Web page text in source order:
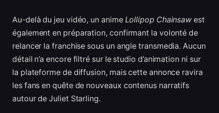
Au-delà du jeu vidéo, un anime Lollipop Chainsaw est
également en préparation, confirmant la volonté de
relancer la franchise sous un angle transmedia. Aucun
détail n’a encore filtré sur le studio d’animation ni sur
la plateforme de diffusion, mais cette annonce ravira
les fans en quête de nouveaux contenus narratifs
autour de Juliet Starling.